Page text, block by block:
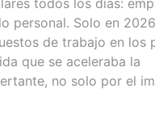
personal. Solo en
de trabajo en los
que se aceleraba la
no solo por el